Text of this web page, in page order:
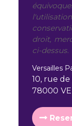
droit,
ci-dessus.
Versailles
10, rue
78000